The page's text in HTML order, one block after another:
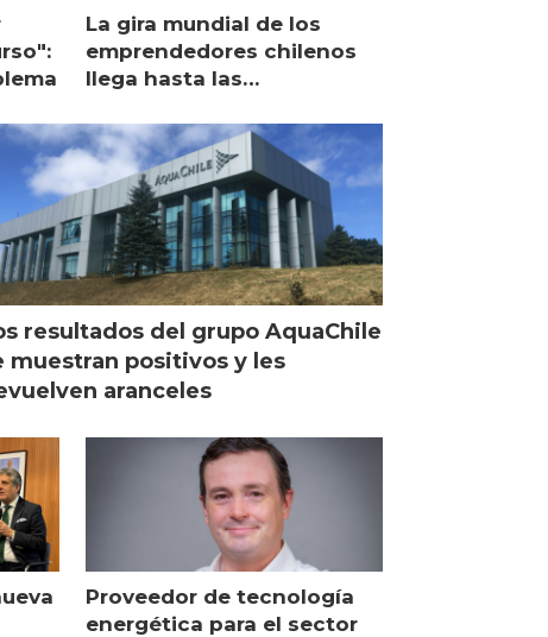
La gira mundial de los
emprendedores chilenos
llega hasta las
Escocia
resultados del grupo AquaChile
muestran positivos y les
aranceles
Proveedor de tecnología
energética para el sector